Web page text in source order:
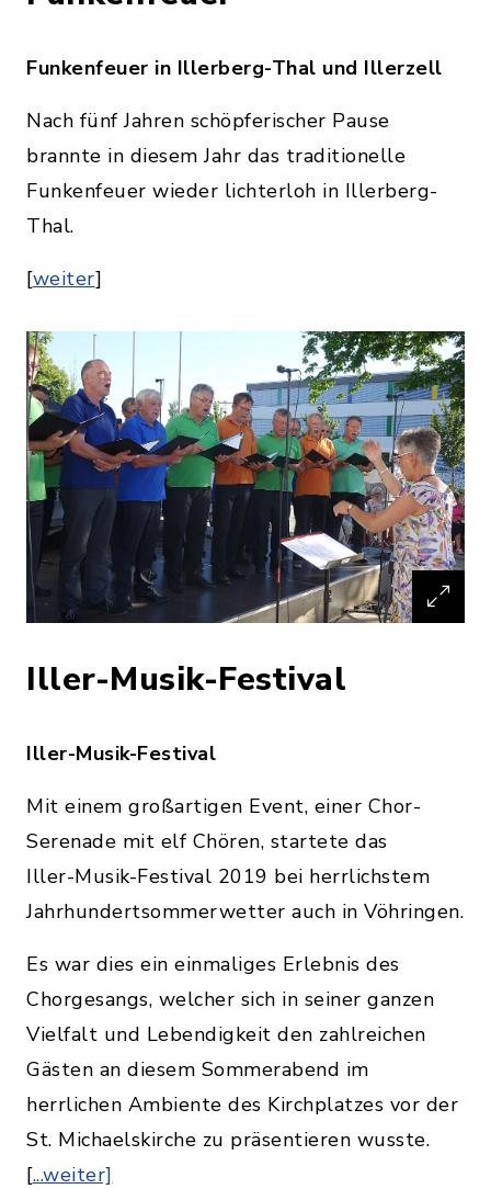
Funkenfeuer in Illerberg-Thal und Illerzell
Nach fünf Jahren schöpferischer Pause
brannte in diesem Jahr das traditionelle
Funkenfeuer wieder lichterloh in Illerberg-
Thal.
[weiter]
Iller-Musik-Festival
Iller-Musik-Festival
Mit einem großartigen Event, einer Chor-
Serenade mit elf Chören, startete das
Iller-Musik-Festival 2019 bei herrlichstem
Jahrhundertsommerwetter auch in Vöhringen.
Es war dies ein einmaliges Erlebnis des
Chorgesangs, welcher sich in seiner ganzen
Vielfalt und Lebendigkeit den zahlreichen
Gästen an diesem Sommerabend im
herrlichen Ambiente des Kirchplatzes vor der
St. Michaelskirche zu präsentieren wusste.
[...weiter]